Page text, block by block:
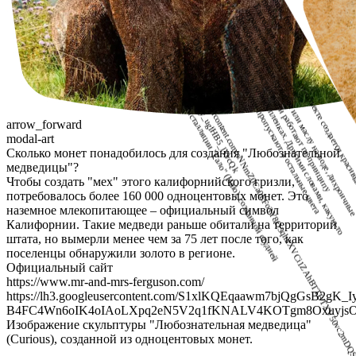
arrow_forward
modal-art
л
о
?
о
д
о
нп
р
ми
н
т
ч
а
о
.
Официальный сайт
https://softlabnyc.com/
t
t
L
k
И
з
о
б
р
а
ж
е
н
и
е
и
н
с
т
а
л
л
я
ц
и
и
"
Г
а
л
о
"
(
H
a
l
o
)
,
с
о
з
д
а
н
н
о
й
с
т
у
д
и
е
й
S
o
f
t
L
a
b
N
Y
C
arrow_forward
modal-art
Сколько монет понадобилось для создания "Любознательной
медведицы"?
Чтобы создать "мех" этого калифорнийского гризли,
потребовалось более 160 000 одноцентовых монет. Это
наземное млекопитающее – официальный символ
Калифорнии. Такие медведи раньше обитали на территории
штата, но вымерли менее чем за 75 лет после того, как
поселенцы обнаружили золото в регионе.
Официальный сайт
https://www.mr-and-mrs-ferguson.com/
https://lh3.googleusercontent.com/
Изображение скульптуры "Любознательная медведица"
(Curious), созданной из одноцентовых монет.